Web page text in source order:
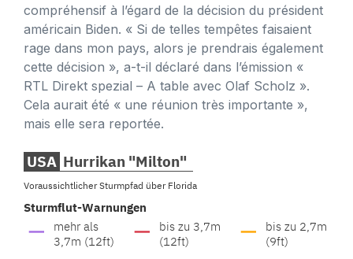
compréhensif à l’égard de la décision du président
américain Biden. « Si de telles tempêtes faisaient
rage dans mon pays, alors je prendrais également
cette décision », a-t-il déclaré dans l’émission «
RTL Direkt spezial – A table avec Olaf Scholz ».
Cela aurait été « une réunion très importante »,
mais elle sera reportée.